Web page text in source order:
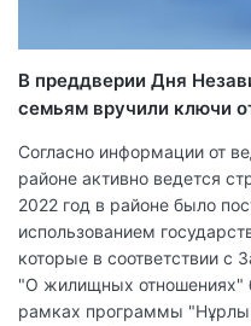
В преддверии Дня
семьям вручили ключи
Согласно информации от
районе активно ведется
2022 год в районе было
использованием
которые в соответствии с
"О жилищных отношениях"
рамках программы